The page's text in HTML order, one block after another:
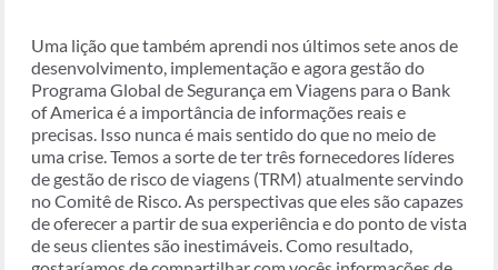
Uma lição que também aprendi nos últimos sete anos de
desenvolvimento, implementação e agora gestão do
Programa Global de Segurança em Viagens para o Bank
of America é a importância de informações reais e
precisas. Isso nunca é mais sentido do que no meio de
uma crise. Temos a sorte de ter três fornecedores líderes
de gestão de risco de viagens (TRM) atualmente servindo
no Comitê de Risco. As perspectivas que eles são capazes
de oferecer a partir de sua experiência e do ponto de vista
de seus clientes são inestimáveis. Como resultado,